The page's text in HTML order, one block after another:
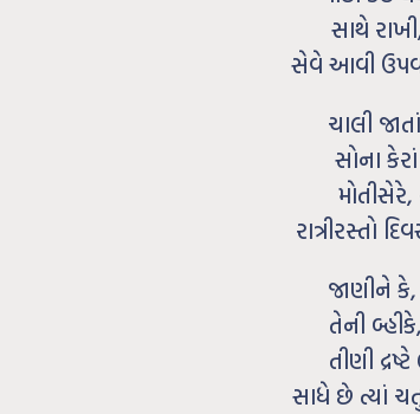
સાથે
સેવે આવી
ચાલી
સોના
રાત્રીરસ્તો
જાણીને
તેની
તીણી
સાધે છે ત્યાં